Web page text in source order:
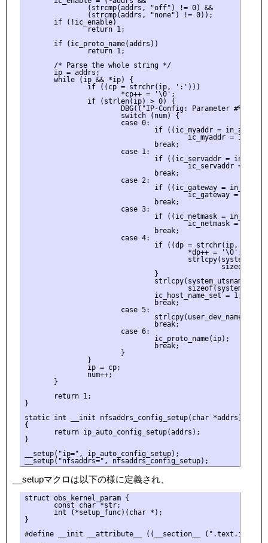
               (strcmp(addrs, "off") != 0) &&
               (strcmp(addrs, "none") != 0));
       if (!ic_enable)
               return 1;
       if (ic_proto_name(addrs))
               return 1;
       /* Parse the whole string */
       ip = addrs;
       while (ip && *ip) {
               if ((cp = strchr(ip, ':')))
                       *cp++ = '\0';
               if (strlen(ip) > 0) {
DBG(("IP-Config: Parameter #%d:
                       switch (num) {
                       case 0:
if ((ic_myaddr =
ic_myaddr =
                               break;
                       case 1:
if ((ic_servaddr =
ic_servaddr =
                               break;
                       case 2:
if ((ic_gateway =
ic_gateway =
                               break;
                       case 3:
if ((ic_netmask =
ic_netmask =
                               break;
                       case 4:
if ((dp = strchr(ip,
                                       *dp++ = '\0';
                               }
                               ic_host_name_set = 1;
                               break;
                       case 5:
strlcpy(user_dev_name, ip,
                               break;
                       case 6:
                               ic_proto_name(ip);
                               break;
                       }
               }
               ip = cp;
               num++;
       }
       return 1;
}
static int __init nfsaddrs_config_setup(char *addrs)
{
       return ip_auto_config_setup(addrs);
}
__setup("ip=", ip_auto_config_setup);
__setupマクロは以下の様に定義され、
struct obs_kernel_param {
       const char *str;
       int (*setup_func)(char *);
}
#define __init __attribute__ ((__section__